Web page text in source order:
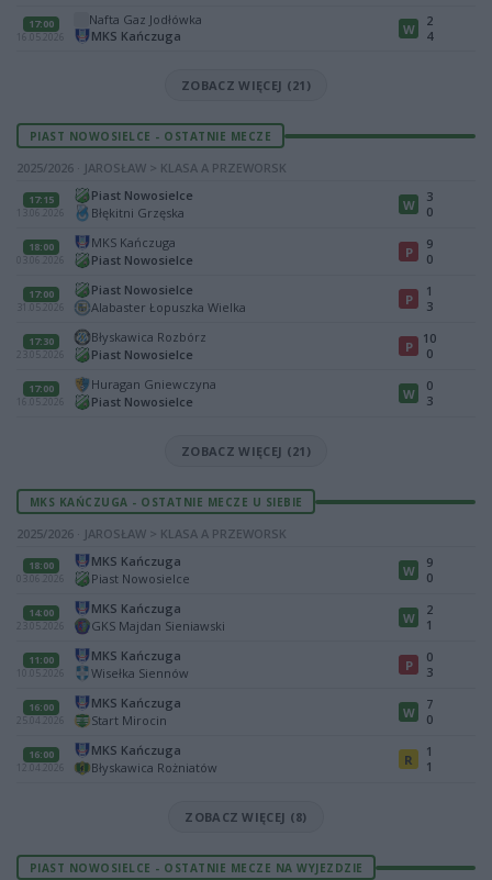
17:00
16.05.2026
Nafta Gaz Jodłówka
MKS Kańczuga
W
2
4
ZOBACZ WIĘCEJ (21)
PIAST NOWOSIELCE - OSTATNIE MECZE
2025/2026 · JAROSŁAW > KLASA A PRZEWORSK
17:15
13.06.2026
Piast Nowosielce
Błękitni Grzęska
W
3
0
18:00
03.06.2026
MKS Kańczuga
Piast Nowosielce
P
9
0
17:00
31.05.2026
Piast Nowosielce
Alabaster Łopuszka Wielka
P
1
3
17:30
23.05.2026
Błyskawica Rozbórz
Piast Nowosielce
P
10
0
17:00
16.05.2026
Huragan Gniewczyna
Piast Nowosielce
W
0
3
ZOBACZ WIĘCEJ (21)
MKS KAŃCZUGA - OSTATNIE MECZE U SIEBIE
2025/2026 · JAROSŁAW > KLASA A PRZEWORSK
18:00
03.06.2026
MKS Kańczuga
Piast Nowosielce
W
9
0
14:00
23.05.2026
MKS Kańczuga
GKS Majdan Sieniawski
W
2
1
11:00
10.05.2026
MKS Kańczuga
Wisełka Siennów
P
0
3
16:00
25.04.2026
MKS Kańczuga
Start Mirocin
W
7
0
16:00
12.04.2026
MKS Kańczuga
Błyskawica Rożniatów
R
1
1
ZOBACZ WIĘCEJ (8)
PIAST NOWOSIELCE - OSTATNIE MECZE NA WYJEZDZIE